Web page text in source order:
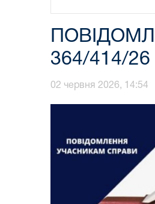
364/414/26
02 червня 2026, 14:54